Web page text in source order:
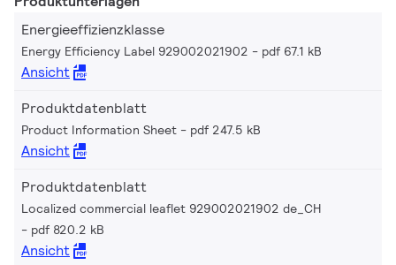
Energieeffizienzklasse
Energy Efficiency Label 929002021902 pdf 67.1 kB
Ansicht
Produktdatenblatt
Product Information Sheet pdf 247.5 kB
Ansicht
Produktdatenblatt
Localized commercial leaflet 929002021902 de_CH
pdf 820.2 kB
Ansicht